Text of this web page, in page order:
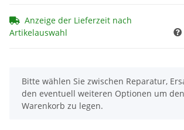
Anzeige der Lieferzeit nach
Artikelauswahl
x
Bitte wählen Sie zwischen Reparatur,
den eventuell weiteren Optionen um
Warenkorb zu legen.